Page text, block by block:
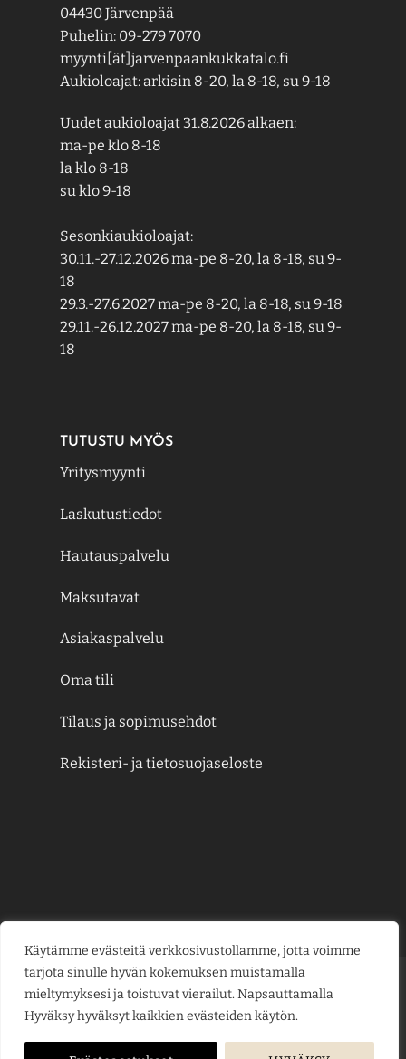
Käytämme evästeitä verkkosivustollamme, jotta voimme
tarjota sinulle hyvän kokemuksen muistamalla
mieltymyksesi ja toistuvat vierailut. Napsauttamalla
Hyväksy hyväksyt kaikkien evästeiden käytön.
04430 Järvenpää
Puhelin: 09-279 7070
myynti[ät]jarvenpaankukkatalo.fi
Aukioloajat: arkisin 8-20, la 8-18, su 9-18
Uudet aukioloajat 31.8.2026 alkaen:
ma-pe klo 8-18
la klo 8-18
su klo 9-18
Sesonkiaukioloajat:
30.11.-27.12.2026 ma-pe 8-20, la 8-18, su 9-
18
29.3.-27.6.2027 ma-pe 8-20, la 8-18, su 9-18
29.11.-26.12.2027 ma-pe 8-20, la 8-18, su 9-
18
TUTUSTU MYÖS
Yritysmyynti
Laskutustiedot
Hautauspalvelu
Maksutavat
Asiakaspalvelu
Oma tili
Tilaus ja sopimusehdot
Rekisteri- ja tietosuojaseloste
Credit
Card
MasterCard
Visa
Visa
KESÄJUHLAT
LAHJAKORTIT